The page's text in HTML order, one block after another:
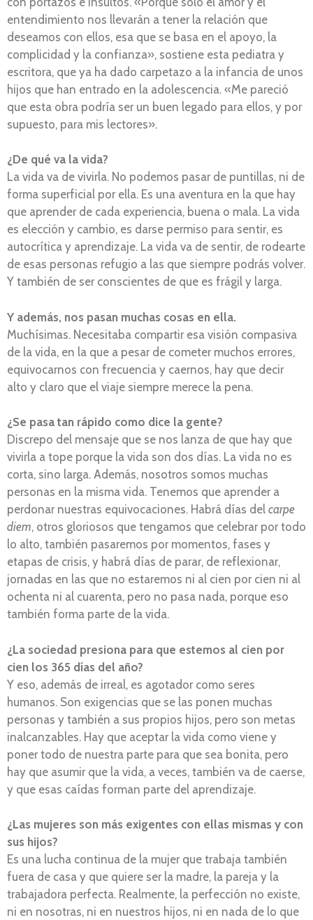
entendimiento nos llevarán a tener la relación que
deseamos con ellos, esa que se basa en el apoyo, la
complicidad y la confianza», sostiene esta pediatra y
escritora, que ya ha dado carpetazo a la infancia de unos
hijos que han entrado en la adolescencia. «Me pareció
que esta obra podría ser un buen legado para ellos, y por
supuesto, para mis lectores».
¿De qué va la vida?
La vida va de vivirla. No podemos pasar de puntillas, ni de
forma superficial por ella. Es una aventura en la que hay
que aprender de cada experiencia, buena o mala. La vida
es elección y cambio, es darse permiso para sentir, es
autocrítica y aprendizaje. La vida va de sentir, de rodearte
de esas personas refugio a las que siempre podrás volver.
Y también de ser conscientes de que es frágil y larga.
Y además, nos pasan muchas cosas en ella.
Muchísimas. Necesitaba compartir esa visión compasiva
de la vida, en la que a pesar de cometer muchos errores,
equivocarnos con frecuencia y caernos, hay que decir
alto y claro que el viaje siempre merece la pena.
¿Se pasa tan rápido como dice la gente?
Discrepo del mensaje que se nos lanza de que hay que
vivirla a tope porque la vida son dos días. La vida no es
corta, sino larga. Además, nosotros somos muchas
personas en la misma vida. Tenemos que aprender a
perdonar nuestras equivocaciones. Habrá días del carpe
diem, otros gloriosos que tengamos que celebrar por todo
lo alto, también pasaremos por momentos, fases y
etapas de crisis, y habrá días de parar, de reflexionar,
jornadas en las que no estaremos ni al cien por cien ni al
ochenta ni al cuarenta, pero no pasa nada, porque eso
también forma parte de la vida.
¿La sociedad presiona para que estemos al cien por
cien los 365 días del año?
Y eso, además de irreal, es agotador como seres
humanos. Son exigencias que se las ponen muchas
personas y también a sus propios hijos, pero son metas
inalcanzables. Hay que aceptar la vida como viene y
poner todo de nuestra parte para que sea bonita, pero
hay que asumir que la vida, a veces, también va de caerse,
y que esas caídas forman parte del aprendizaje.
¿Las mujeres son más exigentes con ellas mismas y con
sus hijos?
Es una lucha continua de la mujer que trabaja también
fuera de casa y que quiere ser la madre, la pareja y la
trabajadora perfecta. Realmente, la perfección no existe,
ni en nosotras, ni en nuestros hijos, ni en nada de lo que